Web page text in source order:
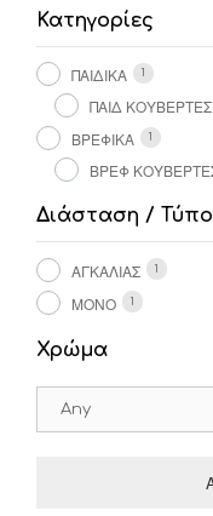
Κατηγορίες
ΠΑΙΔΙΚΑ
ΠΑΙΔ ΚΟΥΒΕΡΤΕΣ
ΒΡΕΦΙΚΑ
ΒΡΕΦ
Διάσταση /
ΑΓΚΑΛΙΆΣ 1
ΜΟΝΌ 1
Χρώμα